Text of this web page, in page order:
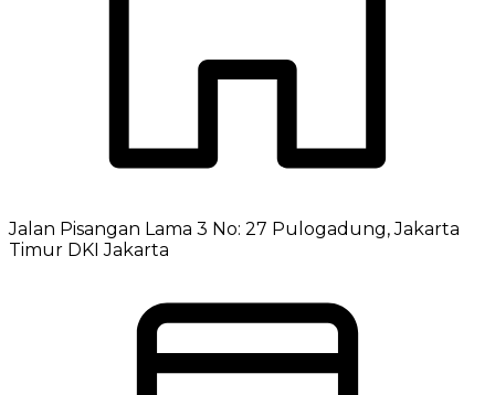
Jalan Pisangan Lama 3 No: 27 Pulogadung, Jakarta
Timur DKI Jakarta